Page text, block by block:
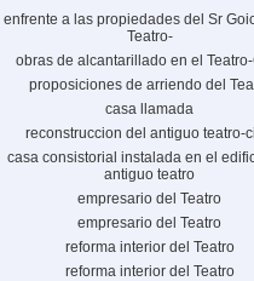
enfrente a las propiedades del Sr
Teatro-
obras de alcantarillado en el
proposiciones de arriendo del
casa llamada
reconstruccion del antiguo teatro-
casa consistorial instalada en el
antiguo teatro
empresario del Teatro
empresario del Teatro
reforma interior del Teatro
reforma interior del Teatro